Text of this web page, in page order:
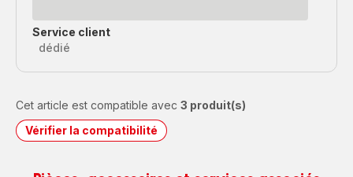
Service client
dédié
Cet article est compatible avec 3 produit(s)
Vérifier la compatibilité